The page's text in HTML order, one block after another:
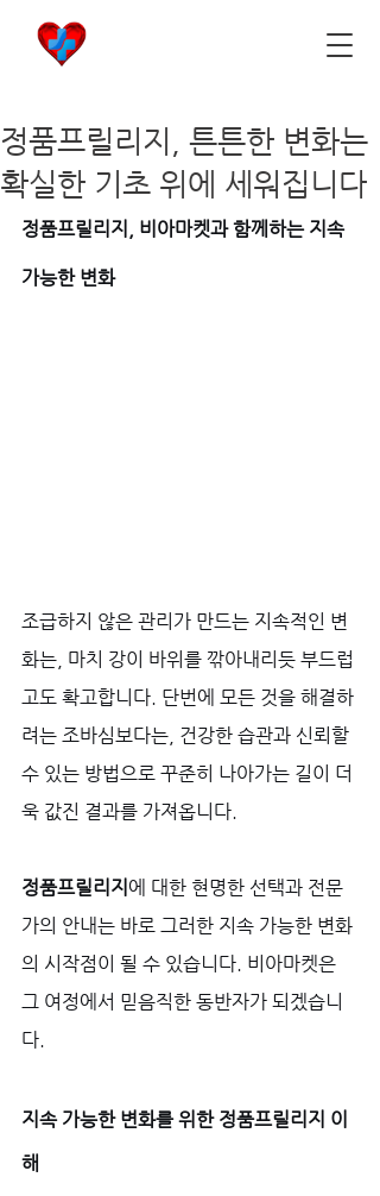
정품프릴리지, 튼튼한 변화는
확실한 기초 위에 세워집니다
정품프릴리지, 비아마켓과 함께하는 지속
가능한 변화
조급하지 않은 관리가 만드는 지속적인 변
화는, 마치 강이 바위를 깎아내리듯 부드럽
고도 확고합니다. 단번에 모든 것을 해결하
려는 조바심보다는, 건강한 습관과 신뢰할
수 있는 방법으로 꾸준히 나아가는 길이 더
욱 값진 결과를 가져옵니다.
정품프릴리지 에 대한 현명한 선택과 전문
가의 안내는 바로 그러한 지속 가능한 변화
의 시작점이 될 수 있습니다. 비아마켓은
그 여정에서 믿음직한 동반자가 되겠습니
다.
지속 가능한 변화를 위한 정품프릴리지 이
해